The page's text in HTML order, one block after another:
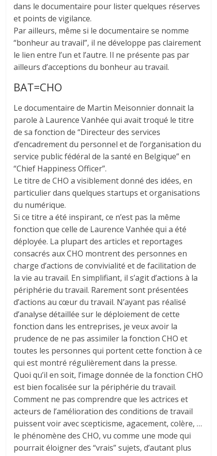
dans le documentaire pour lister quelques réserves
et points de vigilance.
Par ailleurs, même si le documentaire se nomme
“bonheur au travail”, il ne développe pas clairement
le lien entre l’un et l’autre. Il ne présente pas par
ailleurs d’acceptions du bonheur au travail.
BAT=CHO
Le documentaire de Martin Meisonnier donnait la
parole à Laurence Vanhée qui avait troqué le titre
de sa fonction de “Directeur des services
d’encadrement du personnel et de l’organisation du
service public fédéral de la santé en Belgique” en
“Chief Happiness Officer”.
Le titre de CHO a visiblement donné des idées, en
particulier dans quelques startups et organisations
du numérique.
Si ce titre a été inspirant, ce n’est pas la même
fonction que celle de Laurence Vanhée qui a été
déployée. La plupart des articles et reportages
consacrés aux CHO montrent des personnes en
charge d’actions de convivialité et de facilitation de
la vie au travail. En simplifiant, il s’agit d’actions à la
périphérie du travail. Rarement sont présentées
d’actions au cœur du travail. N’ayant pas réalisé
d’analyse détaillée sur le déploiement de cette
fonction dans les entreprises, je veux avoir la
prudence de ne pas assimiler la fonction CHO et
toutes les personnes qui portent cette fonction à ce
qui est montré régulièrement dans la presse.
Quoi qu’il en soit, l’image donnée de la fonction CHO
est bien focalisée sur la périphérie du travail.
Comment ne pas comprendre que les actrices et
acteurs de l’amélioration des conditions de travail
puissent voir avec scepticisme, agacement, colère, …
le phénomène des CHO, vu comme une mode qui
pourrait éloigner des “vrais” sujets, d’autant plus